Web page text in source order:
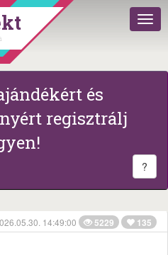
és
regisztrálj
?
14:49:00 5229 135